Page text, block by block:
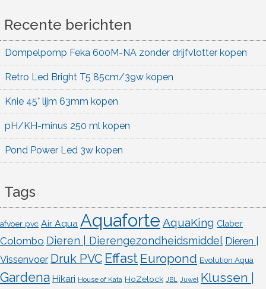
Recente berichten
Dompelpomp Feka 600M-NA zonder drijfvlotter kopen
Retro Led Bright T5 85cm/39w kopen
Knie 45° lijm 63mm kopen
pH/KH-minus 250 ml kopen
Pond Power Led 3w kopen
Tags
afvoer pvc Air Aqua Aquaforte AquaKing Claber
Colombo Dieren | Dierengezondheidsmiddel Dieren |
Vissenvoer Druk PVC Effast Europond Evolution Aqua
Gardena Hikari House of Kata HoZelock JBL Juwel Klussen |